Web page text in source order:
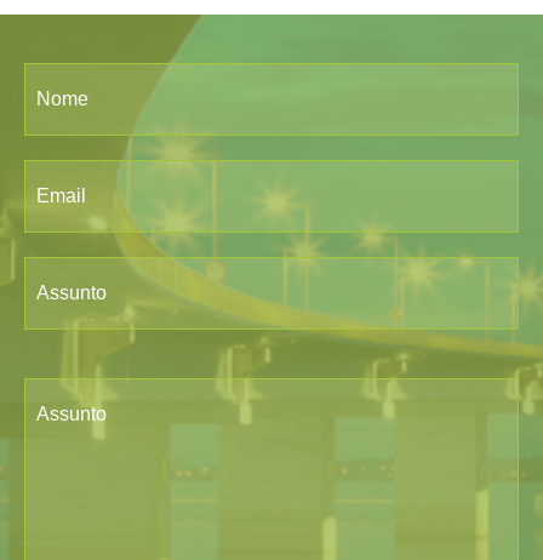
Nome
Email
Assunto
Assunto